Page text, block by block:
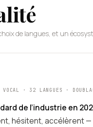
de langues, et un
VOCAL · 32 LANGUES ·
de l’industrie en
hésitent, accélèrent